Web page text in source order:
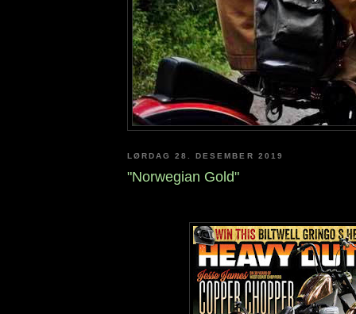
LØRDAG 28. DESEMBER 2019
"Norwegian Gold"